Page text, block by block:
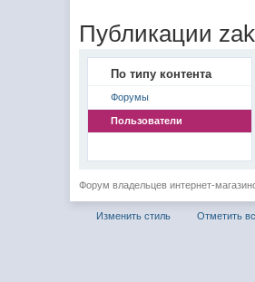
Публикации
По типу контента
Форумы
Пользователи
Форум владельцев интернет-
Изменить стиль Отметить